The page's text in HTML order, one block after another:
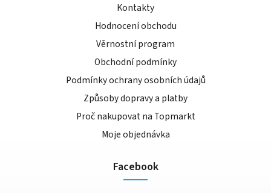
Kontakty
Hodnocení obchodu
Věrnostní program
Obchodní podmínky
Podmínky ochrany osobních údajů
Způsoby dopravy a platby
Proč nakupovat na Topmarkt
Moje objednávka
Facebook